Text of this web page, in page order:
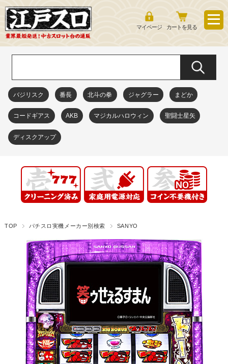
マイページ カートを見る
バジリスク 番長 北斗の拳 ジャグラー まどか
コードギアス AKB マジカルハロウィン 聖闘士星矢
ディスクアップ
TOP パチスロ実機メーカー別検索 SANYO